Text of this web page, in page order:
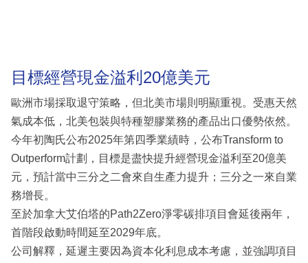
目標經營現金溢利20億美元
歐洲市場採取退守策略，但北美市場則明顯重視。受惠天然
氣成本低，北美包裝與特種塑膠業務的產品出口優勢依然。
今年初陶氏公布2025年第四季業績時，公布Transform to
Outperform計劃，目標是盡快提升經營現金溢利至20億美
元，預計當中三分之二會來自生產力提升；三分之一來自業
務增長。
至於加拿大艾伯塔的Path2Zero淨零碳排項目會延後兩年，
首階段啟動時間延至2029年底。
公司解釋，延遲主要因為資本化利息成本考慮，並強調項目